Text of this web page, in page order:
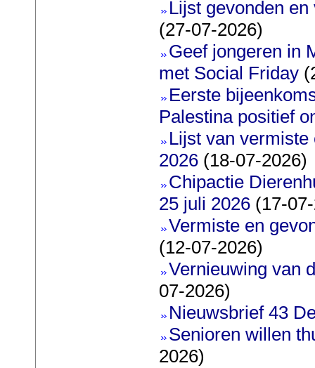
Lijst gevonden
(27-07-2026)
Geef jongeren in
met Social Friday
Eerste
Palestina positief
Lijst van
2026(18-07-2026)
Chipactie
25 juli 2026(17-
Vermiste en
(12-07-2026)
Vernieuwing van
07-2026)
Nieuwsbrief 43
Senioren willen
2026)